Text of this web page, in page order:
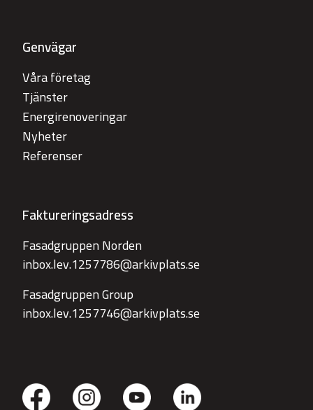
Genvägar
Våra företag
Tjänster
Energirenoveringar
Nyheter
Referenser
Faktureringsadress
Fasadgruppen Norden
inbox.lev.1257786@arkivplats.se
Fasadgruppen Group
inbox.lev.1257746@arkivplats.se